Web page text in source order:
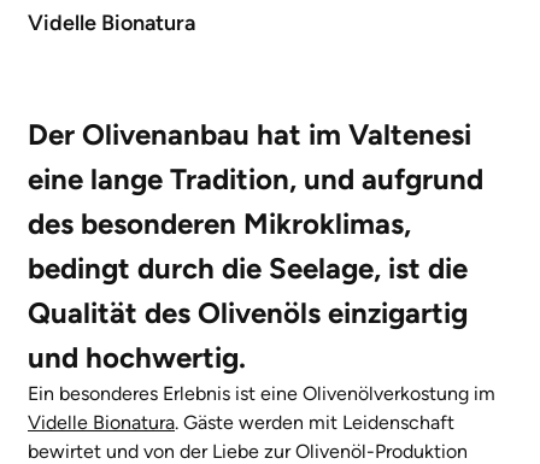
Videlle Bionatura
Der Olivenanbau hat im Valtenesi
eine lange Tradition, und aufgrund
des besonderen Mikroklimas,
bedingt durch die Seelage, ist die
Qualität des Olivenöls einzigartig
und hochwertig.
Ein besonderes Erlebnis ist eine Olivenölverkostung im
Videlle Bionatura. Gäste werden mit Leidenschaft
bewirtet und von der Liebe zur Olivenöl-Produktion